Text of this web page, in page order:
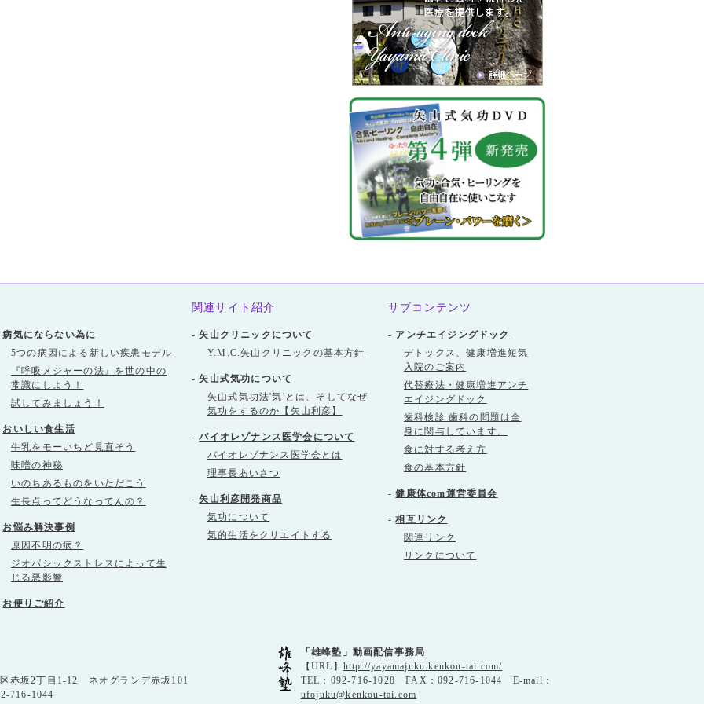
病気にならない為に
5つの病因による新しい疾患モデル
『呼吸メジャーの法』を世の中の
常識にしよう！
試してみましょう！
おいしい食生活
牛乳をモーいちど見直そう
味噌の神秘
いのちあるものをいただこう
生長点ってどうなってんの？
お悩み解決事例
原因不明の病？
ジオパシックストレスによって生
じる悪影響
お便りご紹介
関連サイト紹介
-矢山クリニックについて
Y.M.C.矢山クリニックの基本方針
-矢山式気功について
矢山式気功法'気'とは、そしてなぜ
気功をするのか【矢山利彦】
-バイオレゾナンス医学会について
バイオレゾナンス医学会とは
理事長あいさつ
-矢山利彦開発商品
気功について
気的生活をクリエイトする
サブコンテンツ
- アンチエイジングドック
デトックス、健康増進短気
入院のご案内
代替療法・健康増進アンチ
エイジングドック
歯科検診 歯科の問題は全
身に関与しています。
食に対する考え方
食の基本方針
-健康体com運営委員会
-相互リンク
関連リンク
リンクについて
赤坂2丁目1-12 ネオグランデ赤坂101
716-1044
「雄峰塾」動画配信事務局
【URL】 http://yayamajuku.kenkou-tai.com/
TEL：092-716-1028 FAX：092-716-1044 E-mail：
ufojuku@kenkou-tai.com